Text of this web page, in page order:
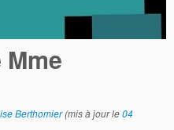
Berthomier(mis à jour le04